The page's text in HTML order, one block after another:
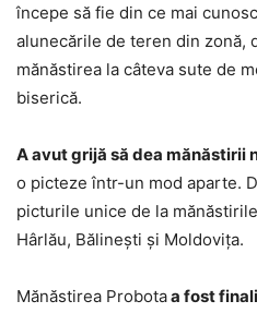
începe să fie din ce mai
alunecările de teren din zonă,
mănăstirea la câteva sute de
biserică.
A avut grijă să dea mănăstirii
o picteze într-un mod aparte.
picturile unice de la
Hârlău, Bălineşti şi Moldoviţa.
Mănăstirea Probotaa fost